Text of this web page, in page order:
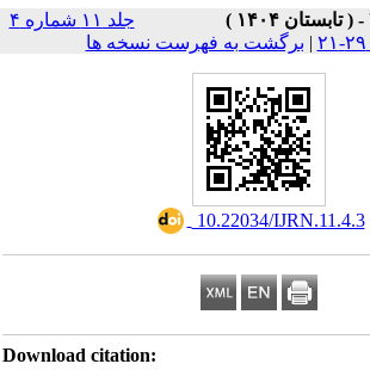
جلد ۱۱ شماره ۴
|برگشت به فهرست نسخه ها
‎ 10.22034/IJRN.11.4.3
Download citation: